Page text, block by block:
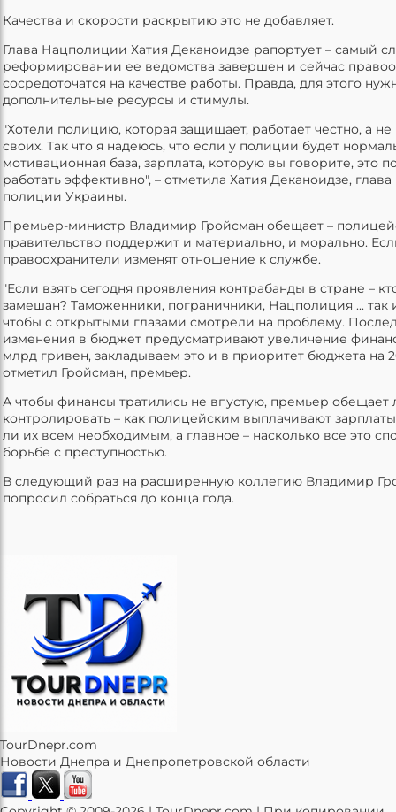
Качества и скорости раскрытию это не добавляет.
Глава Нацполиции Хатия Деканоидзе рапортует – самый
реформировании ее ведомства завершен и сейчас
сосредоточатся на качестве работы. Правда, для этого
дополнительные ресурсы и стимулы.
"Хотели полицию, которая защищает, работает честно, а
своих. Так что я надеюсь, что если у полиции будет
мотивационная база, зарплата, которую вы говорите, это
работать эффективно", – отметила Хатия Деканоидзе,
полиции Украины.
Премьер-министр Владимир Гройсман обещает –
правительство поддержит и материально, и морально.
правоохранители изменят отношение к службе.
"Если взять сегодня проявления контрабанды в стране –
замешан? Таможенники, пограничники, Нацполиция ... так
чтобы с открытыми глазами смотрели на проблему.
изменения в бюджет предусматривают увеличение
млрд гривен, закладываем это и в приоритет бюджета на
отметил Гройсман, премьер.
А чтобы финансы тратились не впустую, премьер обещает
контролировать – как полицейским выплачивают
ли их всем необходимым, а главное – насколько все это
борьбе с преступностью.
В следующий раз на расширенную коллегию Владимир
попросил собраться до конца года.
TourDnepr.com
Новости Днепра и Днепропетровской области